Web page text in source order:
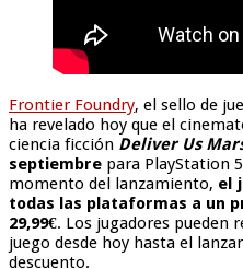
Frontier Foundry, el sello de
ha revelado hoy que el
ciencia ficción Deliver Us
septiembre para PlayStation
momento del lanzamiento, el
todas las plataformas a un
29,99€. Los jugadores pueden
juego desde hoy hasta el
descuento.